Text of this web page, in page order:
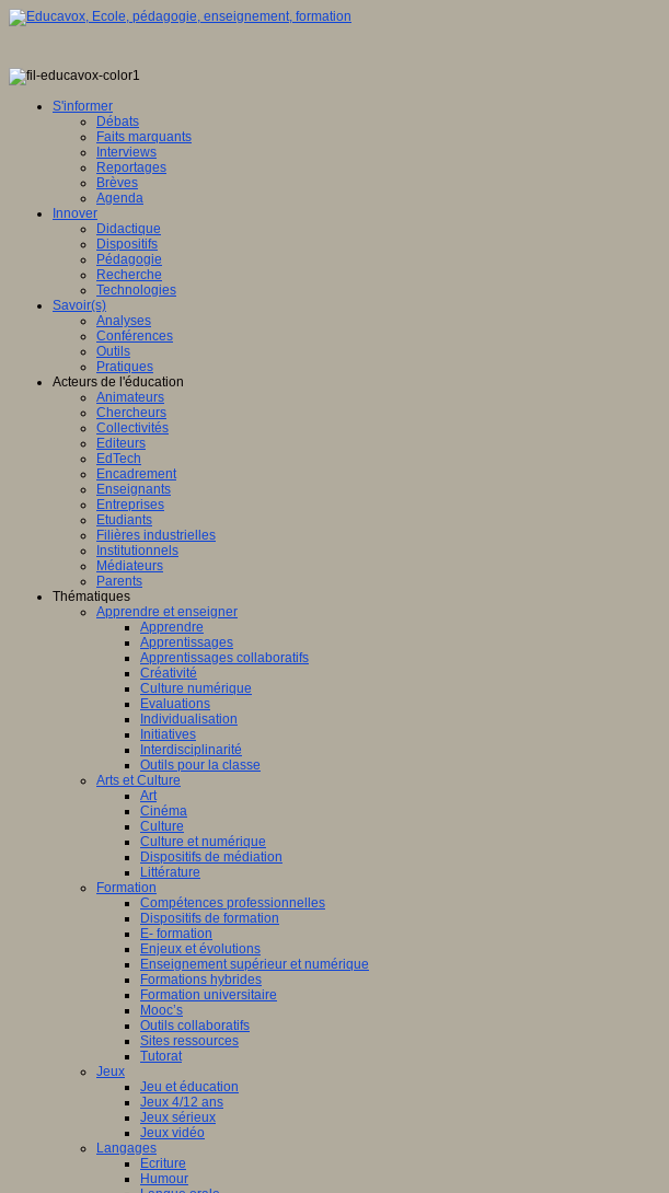
S'informer
Débats
Faits marquants
Interviews
Reportages
Brèves
Agenda
Innover
Didactique
Dispositifs
Pédagogie
Recherche
Technologies
Savoir(s)
Analyses
Conférences
Outils
Pratiques
Acteurs de l'éducation
Animateurs
Chercheurs
Collectivités
Editeurs
EdTech
Encadrement
Enseignants
Entreprises
Etudiants
Filières industrielles
Institutionnels
Médiateurs
Parents
Thématiques
Apprendre et enseigner
Apprendre
Apprentissages
Apprentissages collaboratifs
Créativité
Culture numérique
Evaluations
Individualisation
Initiatives
Interdisciplinarité
Outils pour la classe
Arts et Culture
Art
Cinéma
Culture
Culture et numérique
Dispositifs de médiation
Littérature
Formation
Compétences professionnelles
Dispositifs de formation
E- formation
Enjeux et évolutions
Enseignement supérieur et numérique
Formations hybrides
Formation universitaire
Mooc’s
Outils collaboratifs
Sites ressources
Tutorat
Jeux
Jeu et éducation
Jeux 4/12 ans
Jeux sérieux
Jeux vidéo
Langages
Ecriture
Humour